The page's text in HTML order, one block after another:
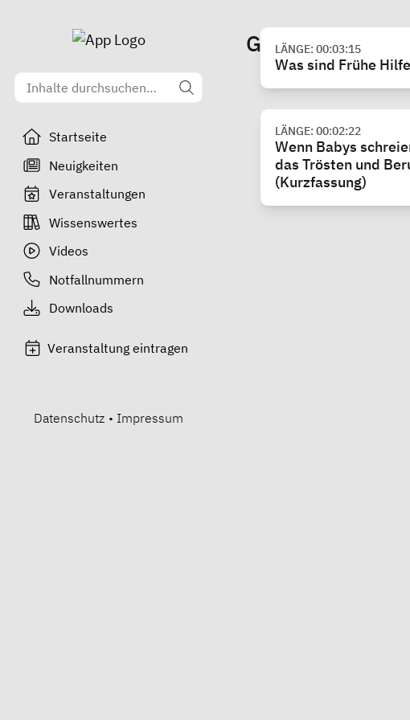
Startseite
Neuigkeiten
Veranstaltungen
Wissenswertes
Videos
Notfallnummern
Downloads
Veranstaltung eintragen
Datenschutz • Impressum
Gesund
LÄNGE: 00:03:15
Was sind Frühe
LÄNGE: 00:02:22
Wenn Babys
das Trösten und
(Kurzfassung)